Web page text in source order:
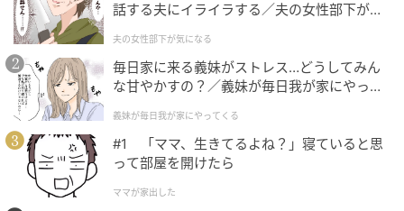
と、さらに可愛らしく機能的に。ニュアンスカラーの
ゴルフウェアに合わせて、スパイシーな配色を楽しみ
たい。
バッグ各￥14,300、ポールポーチ各￥4,400（以上ピ
ン／ピンゴルフジャパン）
◆レトロ感が逆に新鮮なボストンバッグ
話する夫にイライラする／夫の女性部下が気
夫の女性部下が気になる
毎日家に来る義妹がストレス…どうしてみん
な甘やかすの？／義妹が毎日我が家にやって
が】
義妹が毎日我が家にやってくる
#1 「ママ、生きてるよね？」寝ていると思
って部屋を開けたら
ママが家出した